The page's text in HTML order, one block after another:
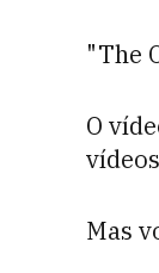
"The
O
Mas